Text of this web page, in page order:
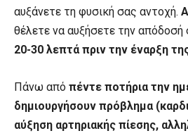
αυξάνετε τη φυσική σας αντοχή.
θέλετε να αυξήσετε την απόδοσή
20-30 λεπτά πριν την έναρξη
Πάνω από πέντε ποτήρια την
δημιουργήσουν πρόβλημα
αύξηση αρτηριακής πίεσης,